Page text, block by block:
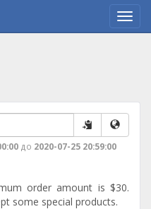
до 2020-07-25 20:59:00
order amount is $30.
some special products.